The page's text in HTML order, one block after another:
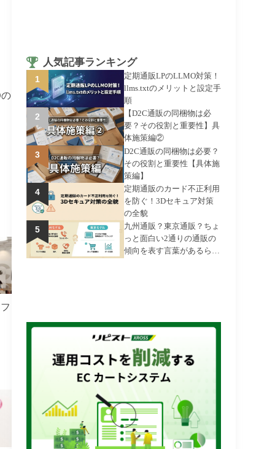
人気記事ランキング
定期通販LPのLLMO対策！
llms.txtのメリットと設定手
順
【D2C通販の同梱物は必
要？その役割と重要性】具
体施策編②
D2C通販の同梱物は必要？
その役割と重要性【具体施
策編】
定期通販のカード不正利用
を防ぐ！3Dセキュア対策
の全貌
九州通販？東京通販？ちょ
っと面白い2通りの通販の
傾向を表す言葉があるらし